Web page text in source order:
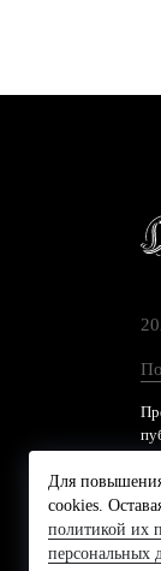
Для
cookies.
политикой их
персональных